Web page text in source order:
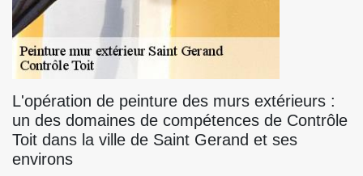
L'opération de peinture des murs extérieurs :
un des domaines de compétences de Contrôle
Toit dans la ville de Saint Gerand et ses
environs